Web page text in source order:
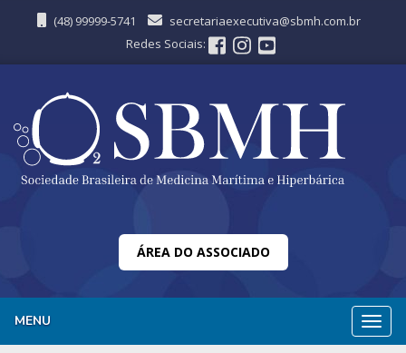
(48) 99999-5741
secretariaexecutiva@sbmh.com.br
Redes Sociais:
ÁREA DO ASSOCIADO
MENU